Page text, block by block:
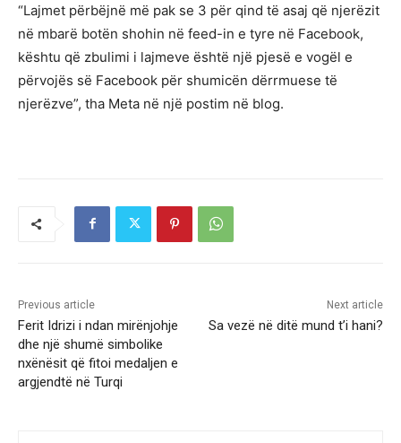
“Lajmet përbëjnë më pak se 3 për qind të asaj që njerëzit
në mbarë botën shohin në feed-in e tyre në Facebook,
kështu që zbulimi i lajmeve është një pjesë e vogël e
përvojës së Facebook për shumicën dërrmuese të
njerëzve”, tha Meta në një postim në blog.
Previous article
Ferit Idrizi i ndan mirënjohje
dhe një shumë simbolike
nxënësit që fitoi medaljen e
argjendtë në Turqi
Next article
Sa vezë në ditë mund t’i hani?